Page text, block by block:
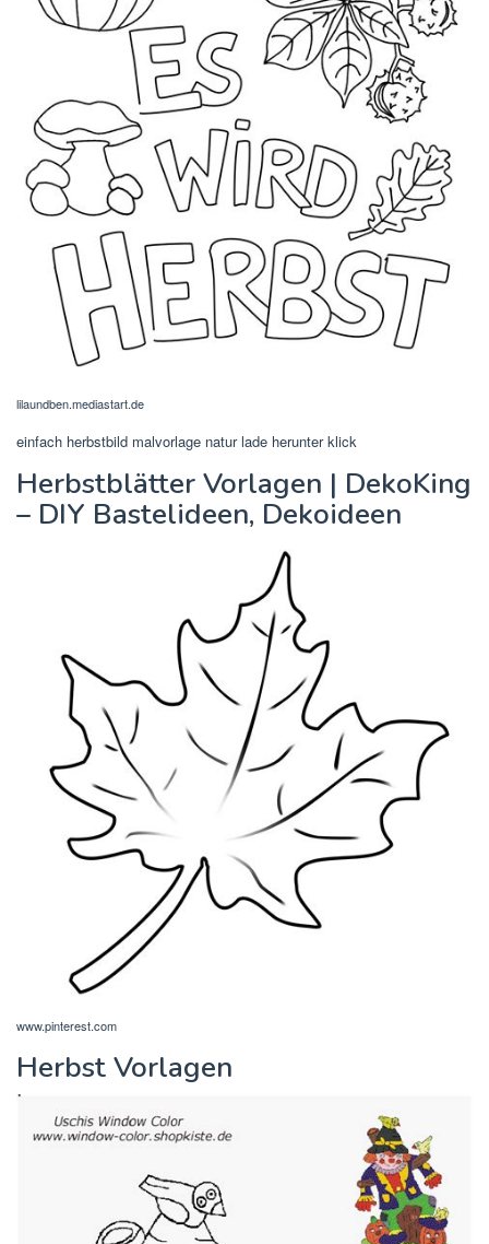
lilaundben.mediastart.de
einfach herbstbild malvorlage natur lade herunter klick
Herbstblätter Vorlagen | DekoKing
– DIY Bastelideen, Dekoideen
www.pinterest.com
Herbst Vorlagen